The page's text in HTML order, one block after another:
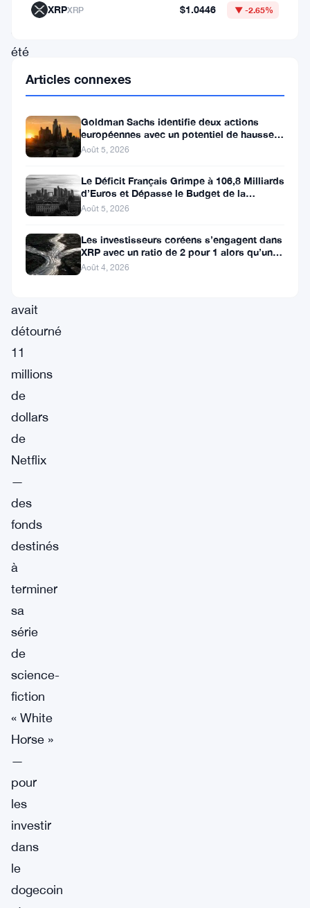
Ronin »
été
condamné
mois
après
qu’un
tribunal
découvert
avait
détourné
11
millions
de
dollars
de
Netflix
—
des
fonds
destinés
à
terminer
sa
série
de
science-
fiction
« White
Horse »
—
pour
les
investir
dans
le
dogecoin
XRPXRP $1.0446 ▼ -2.65%
Articles connexes
Goldman Sachs identifie deux actions
européennes avec un potentiel de hausse
de plus de 100 %
Août 5, 2026
Le Déficit Français Grimpe à 106,8 Milliards
d’Euros et Dépasse le Budget de la
Défense
Août 5, 2026
Les investisseurs coréens s’engagent dans
XRP avec un ratio de 2 pour 1 alors qu’un
canal de 80 jours se
Août 4, 2026